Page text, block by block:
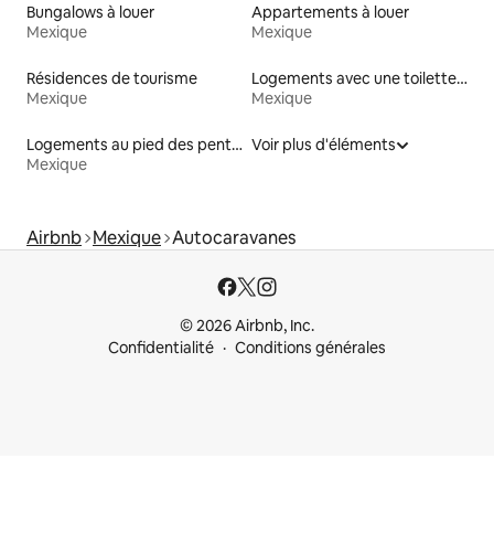
Bungalows à louer
Mexique
Appartements à louer
Mexique
Résidences de tourisme
Mexique
Logements avec une toilette à une hauteur accessible
Mexique
Logements au pied des pentes à louer
Mexique
Voir plus d'éléments
Airbnb Mexique Autocaravanes
© 2026 Airbnb, Inc.
Confidentialité
Conditions générales